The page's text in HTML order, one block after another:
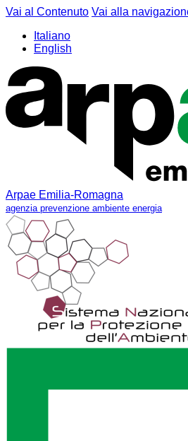
Vai al Contenuto Vai alla
Italiano
English
Arpae Emilia-Romagna
agenzia prevenzione ambiente energia